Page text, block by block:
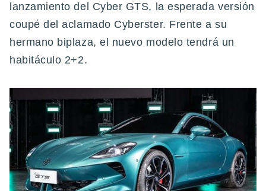
lanzamiento del Cyber GTS, la esperada versión
coupé del aclamado Cyberster. Frente a su
hermano biplaza, el nuevo modelo tendrá un
habitáculo 2+2.